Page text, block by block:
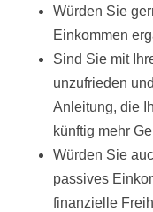
Würden Sie
Einkommen
Sind Sie mit
unzufrieden
Anleitung, die
künftig mehr
Würden Sie
passives
finanzielle